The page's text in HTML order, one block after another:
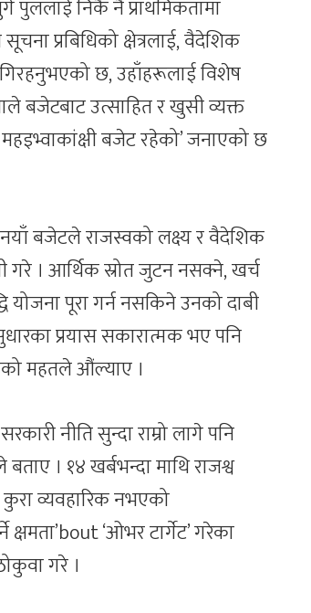
पुललाई निकै नै प्राथमिकतामा
प्रबिधिको क्षेत्रलाई, वैदेशिक
छ, उहाँहरूलाई विशेष
बजेटबाट उत्साहित र खुसी व्यक्त
महइभ्वाकांक्षी बजेट रहेको’ जनाएको छ
नयाँ बजेटले राजस्वको लक्ष्य र वैदेशिक
गरे । आर्थिक स्रोत जुटन नसक्ने, खर्च
पूरा गर्न नसकिने उनको दाबी
प्रयास सकारात्मक भए पनि
महतले औंल्याए ।
नीति सुन्दा राम्रो लागे पनि
। १४ खर्बभन्दा माथि राजश्व
व्यवहारिक नभएको
क्षमता’bout ‘ओभर टार्गेट’ गरेका
गरे ।